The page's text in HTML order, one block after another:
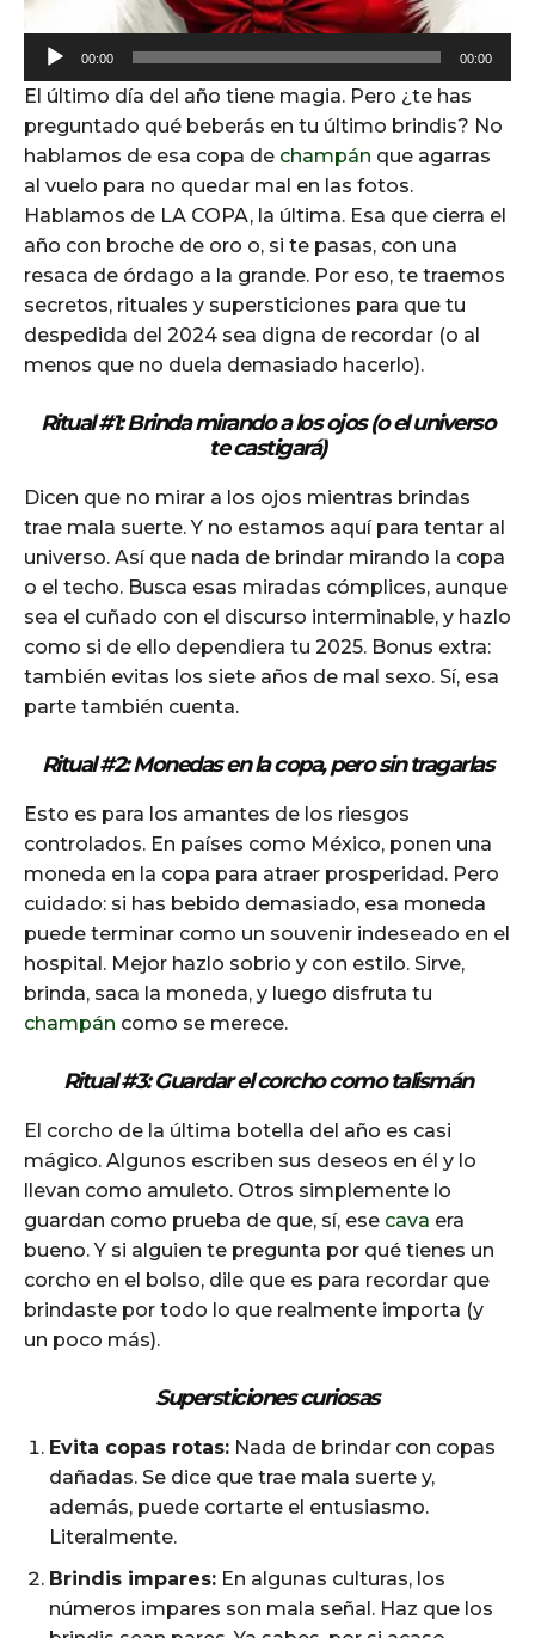
u
d
i
o
P
l
a
y
e
r
00:00 00:00
El último día del año tiene magia. Pero ¿te has
preguntado qué beberás en tu último brindis? No
hablamos de esa copa de champán que agarras
al vuelo para no quedar mal en las fotos.
Hablamos de LA COPA, la última. Esa que cierra el
año con broche de oro o, si te pasas, con una
resaca de órdago a la grande. Por eso, te traemos
secretos, rituales y supersticiones para que tu
despedida del 2024 sea digna de recordar (o al
menos que no duela demasiado hacerlo).
Ritual #1: Brinda mirando a los ojos (o el universo
te castigará)
Dicen que no mirar a los ojos mientras brindas
trae mala suerte. Y no estamos aquí para tentar al
universo. Así que nada de brindar mirando la copa
o el techo. Busca esas miradas cómplices, aunque
sea el cuñado con el discurso interminable, y hazlo
como si de ello dependiera tu 2025. Bonus extra:
también evitas los siete años de mal sexo. Sí, esa
parte también cuenta.
Ritual #2: Monedas en la copa, pero sin tragarlas
Esto es para los amantes de los riesgos
controlados. En países como México, ponen una
moneda en la copa para atraer prosperidad. Pero
cuidado: si has bebido demasiado, esa moneda
puede terminar como un souvenir indeseado en el
hospital. Mejor hazlo sobrio y con estilo. Sirve,
brinda, saca la moneda, y luego disfruta tu
champán como se merece.
Ritual #3: Guardar el corcho como talismán
El corcho de la última botella del año es casi
mágico. Algunos escriben sus deseos en él y lo
llevan como amuleto. Otros simplemente lo
guardan como prueba de que, sí, ese cava era
bueno. Y si alguien te pregunta por qué tienes un
corcho en el bolso, dile que es para recordar que
brindaste por todo lo que realmente importa (y
un poco más).
Supersticiones curiosas
Evita copas rotas: Nada de brindar con copas
dañadas. Se dice que trae mala suerte y,
además, puede cortarte el entusiasmo.
Literalmente.
Brindis impares: En algunas culturas, los
números impares son mala señal. Haz que los